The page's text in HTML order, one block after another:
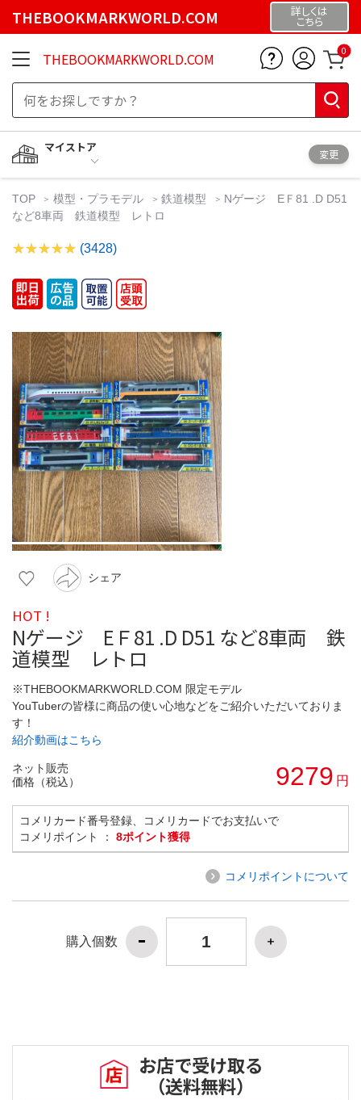
THEBOOKMARKWORLD.COM 詳しくは
こちら
THEBOOKMARKWORLD.COM 0
マイストア
変更
TOP 模型・プラモデル 鉄道模型
Nゲージ EＦ81 .D D51
など8車両 鉄道模型 レトロ
(3428)
シェア
HOT !
Nゲージ EＦ81 .D D51 など8車両 鉄
道模型 レトロ
※THEBOOKMARKWORLD.COM 限定モデル
YouTuberの皆様に商品の使い心地などをご紹介いただいておりま
す！
紹介動画はこちら
ネット販売
価格（税込）
9279 円
コメリカード番号登録、コメリカードでお支払いで
コメリポイント ： 8ポイント獲得
コメリポイントについて
購入個数
お店で受け取る
（送料無料）